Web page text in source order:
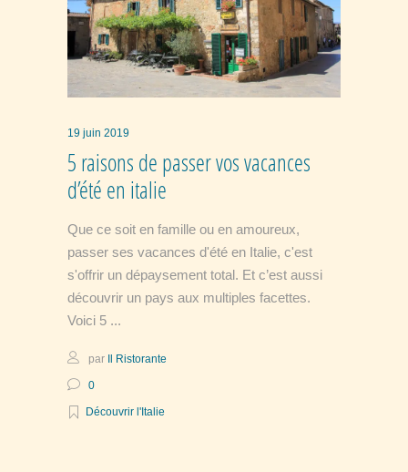
19 juin 2019
5 raisons de passer vos vacances
d’été en italie
Que ce soit en famille ou en amoureux,
passer ses vacances d'été en Italie, c'est
s'offrir un dépaysement total. Et c’est aussi
découvrir un pays aux multiples facettes.
Voici 5
par Il Ristorante
0
Découvrir l'Italie